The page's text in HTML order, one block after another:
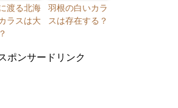
渡る北海
ラスは大
羽根の白いカラ
スは存在する？
ポンサードリンク